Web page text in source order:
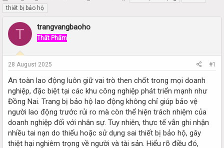
h
r
e
d
a
r
e
r
r
thiết bị bảo hộ
T trangvangbaoho
Thất Phẩm
28 August 2025 #1
An toàn lao động luôn giữ vai trò then chốt trong mọi doanh
nghiệp, đặc biệt tại các khu công nghiệp phát triển mạnh như
Đồng Nai. Trang bị bảo hộ lao động không chỉ giúp bảo vệ
người lao động trước rủi ro mà còn thể hiện trách nhiệm của
doanh nghiệp đối với nhân sự. Tuy nhiên, thực tế vẫn ghi nhận
nhiều tai nạn do thiếu hoặc sử dụng sai thiết bị bảo hộ, gây
thiệt hại nghiêm trọng về người và tài sản. Hiểu rõ điều đó,